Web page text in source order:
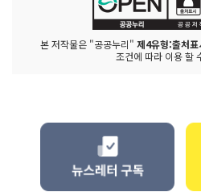
본 저작물은 "공공누리" 제4유형:출처
조건에 따라 이용 할